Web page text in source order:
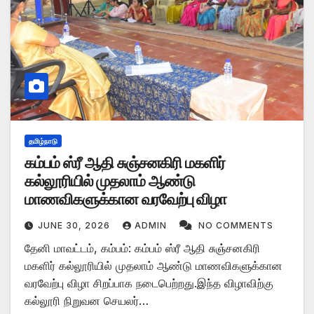
தமிழ்நாடு
கம்பம் ஸ்ரீ ஆதி சுஞ்சனகிரி மகளிர்
கல்லூரியில் முதலாம் ஆண்டு
மாணவிகளுக்கான வரவேற்பு விழா
JUNE 30, 2026 ADMIN NO COMMENTS
தேனி மாவட்டம், கம்பம்: கம்பம் ஸ்ரீ ஆதி சுஞ்சனகிரி
மகளிர் கல்லூரியில் முதலாம் ஆண்டு மாணவிகளுக்கான
வரவேற்பு விழா சிறப்பாக நடைபெற்றது.இந்த விழாவிற்கு
கல்லூரி நிறுவன செயலர்…